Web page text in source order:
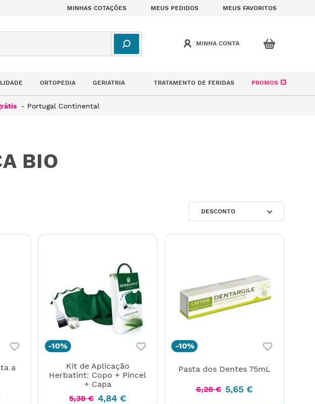
MINHAS COTAÇÕES MEUS PEDIDOS MEUS FAVORITOS
ORTOPEDIA GERIATRIA TRATAMENTO DE FERIDAS PROMOS 💥
- Portugal Continental
BIO
DESCONTO
a
-10%
Kit de Aplicação
Herbatint: Copo + Pincel
+ Capa
5,38 € 4,84 €
-10%
Pasta dos Dentes 75mL
6,28 € 5,65 €